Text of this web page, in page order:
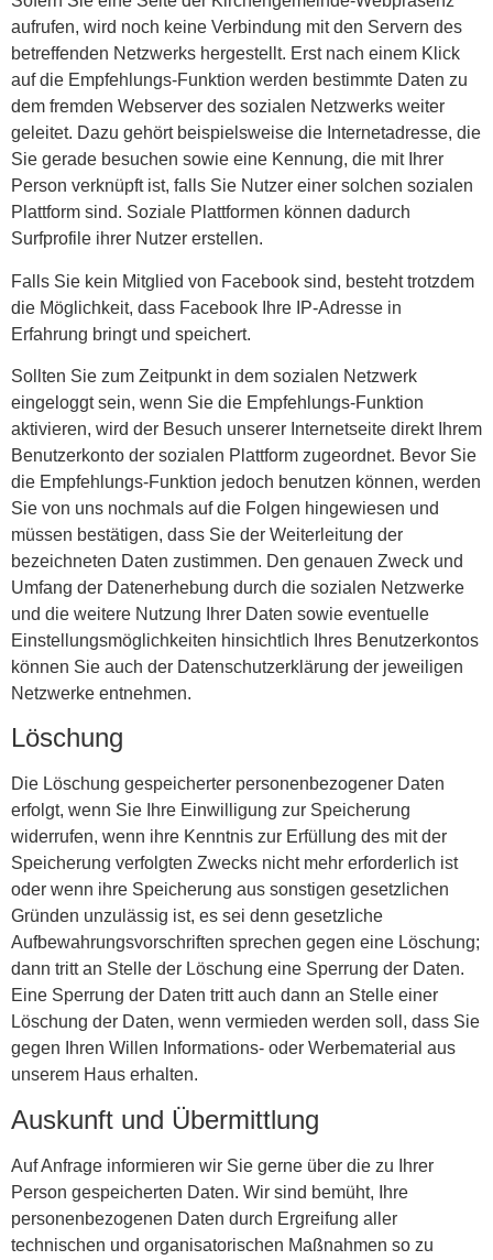
aufrufen, wird noch keine Verbindung mit den Servern des
betreffenden Netzwerks hergestellt. Erst nach einem Klick
auf die Empfehlungs-Funktion werden bestimmte Daten zu
dem fremden Webserver des sozialen Netzwerks weiter
geleitet. Dazu gehört beispielsweise die Internetadresse, die
Sie gerade besuchen sowie eine Kennung, die mit Ihrer
Person verknüpft ist, falls Sie Nutzer einer solchen sozialen
Plattform sind. Soziale Plattformen können dadurch
Surfprofile ihrer Nutzer erstellen.
Falls Sie kein Mitglied von Facebook sind, besteht trotzdem
die Möglichkeit, dass Facebook Ihre IP-Adresse in
Erfahrung bringt und speichert.
Sollten Sie zum Zeitpunkt in dem sozialen Netzwerk
eingeloggt sein, wenn Sie die Empfehlungs-Funktion
aktivieren, wird der Besuch unserer Internetseite direkt Ihrem
Benutzerkonto der sozialen Plattform zugeordnet. Bevor Sie
die Empfehlungs-Funktion jedoch benutzen können, werden
Sie von uns nochmals auf die Folgen hingewiesen und
müssen bestätigen, dass Sie der Weiterleitung der
bezeichneten Daten zustimmen. Den genauen Zweck und
Umfang der Datenerhebung durch die sozialen Netzwerke
und die weitere Nutzung Ihrer Daten sowie eventuelle
Einstellungsmöglichkeiten hinsichtlich Ihres Benutzerkontos
können Sie auch der Datenschutzerklärung der jeweiligen
Netzwerke entnehmen.
Löschung
Die Löschung gespeicherter personenbezogener Daten
erfolgt, wenn Sie Ihre Einwilligung zur Speicherung
widerrufen, wenn ihre Kenntnis zur Erfüllung des mit der
Speicherung verfolgten Zwecks nicht mehr erforderlich ist
oder wenn ihre Speicherung aus sonstigen gesetzlichen
Gründen unzulässig ist, es sei denn gesetzliche
Aufbewahrungsvorschriften sprechen gegen eine Löschung;
dann tritt an Stelle der Löschung eine Sperrung der Daten.
Eine Sperrung der Daten tritt auch dann an Stelle einer
Löschung der Daten, wenn vermieden werden soll, dass Sie
gegen Ihren Willen Informations- oder Werbematerial aus
unserem Haus erhalten.
Auskunft und Übermittlung
Auf Anfrage informieren wir Sie gerne über die zu Ihrer
Person gespeicherten Daten. Wir sind bemüht, Ihre
personenbezogenen Daten durch Ergreifung aller
technischen und organisatorischen Maßnahmen so zu